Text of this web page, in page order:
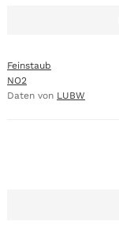
Feinstaub
NO2
Daten von LUBW